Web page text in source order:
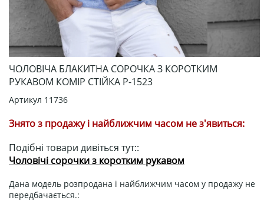
ЧОЛОВІЧА БЛАКИТНА СОРОЧКА З КОРОТКИМ
РУКАВОМ КОМІР СТІЙКА Р-1523
Артикул 11736
Знято з продажу і найближчим часом не з'явиться:
Подібні товари дивіться тут::
Чоловічі сорочки з коротким рукавом
Дана модель розпродана і найближчим часом у продажу не
передбачається.: